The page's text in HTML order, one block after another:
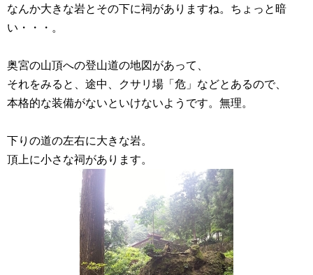
なんか大きな岩とその下に祠がありますね。ちょっと暗
い・・・。
奥宮の山頂への登山道の地図があって、
それをみると、途中、クサリ場「危」などとあるので、
本格的な装備がないといけないようです。無理。
下りの道の左右に大きな岩。
頂上に小さな祠があります。